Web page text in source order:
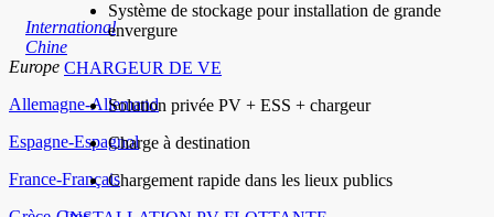
International
Chine
Europe
Allemagne-Allemand
Espagne-Espagnol
France-Français
Système de stockage pour installation de grande
envergure
CHARGEUR DE VE
Solution privée PV + ESS + chargeur
Charge à destination
Chargement rapide dans les lieux publics